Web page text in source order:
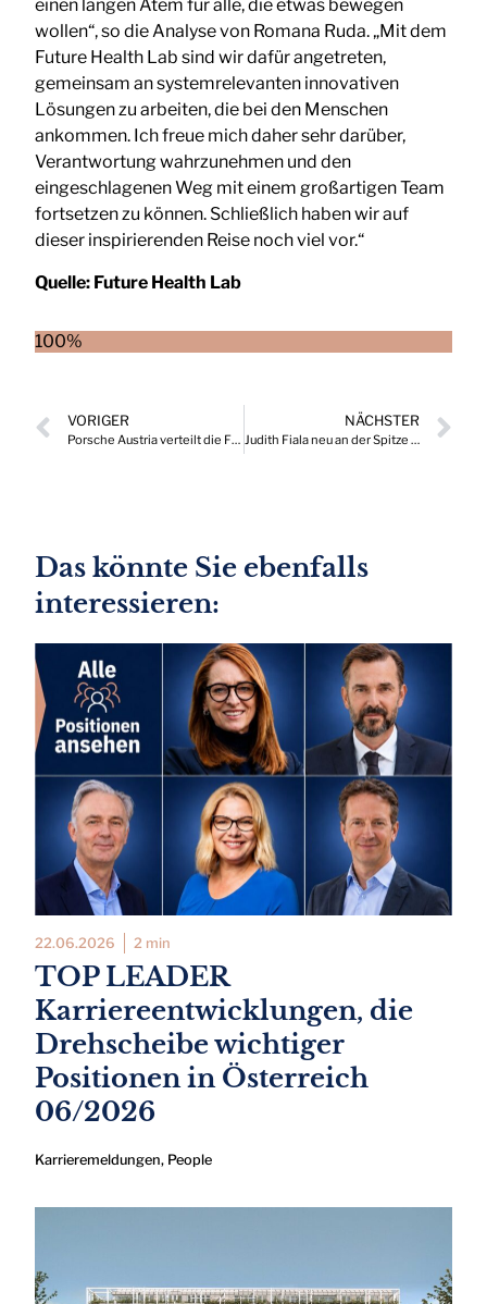
einen langen Atem für alle, die etwas bewegen
wollen“, so die Analyse von Romana Ruda. „Mit dem
Future Health Lab sind wir dafür angetreten,
gemeinsam an systemrelevanten innovativen
Lösungen zu arbeiten, die bei den Menschen
ankommen. Ich freue mich daher sehr darüber,
Verantwortung wahrzunehmen und den
eingeschlagenen Weg mit einem großartigen Team
fortsetzen zu können. Schließlich haben wir auf
dieser inspirierenden Reise noch viel vor.“
Quelle: Future Health Lab
100%
VORIGER
Porsche Austria verteilt die Führung auf vier Geschäftsführer
NÄCHSTER
Judith Fiala neu an der Spitze der Wiener Lokalbahnen Cargo (WLC)
Das könnte Sie ebenfalls
interessieren:
22.06.2026 2 min
TOP LEADER
Karriereentwicklungen, die
Drehscheibe wichtiger
Positionen in Österreich
06/2026
Karrieremeldungen, People